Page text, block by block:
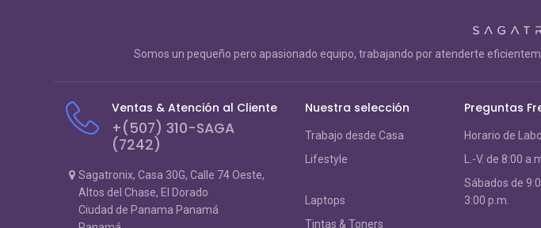
Somos un pequeño pero apasionado equipo, trabajando por atenderte
Ventas & Atención al Cliente
+(507) 310-SAGA
(7242)
Sagatronix, Casa 30G, Calle 74 Oeste,
Altos del Chase, El Dorado
Ciudad de Panama Panamá
Nuestra selección
Trabajo desde Casa
Lifestyle
Laptops
Tintas & Toners
Preguntas
Horario de
L.-V. de 8:00
Sábados de
3:00 p.m.